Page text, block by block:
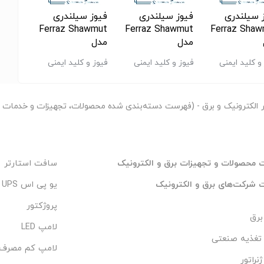
برند Ferraz Shawmut که زیرمجموعه شرکت Mersen است، یکی از برندهای پیشرو در زمینه تجهیزات
بالا، دقت عملکرد و دوام زیاد در صنایع مختلف مورد
سیلندری
Ferraz
سایز 22×58 |
و کلید ایمنی
فیوز سیلندری
Ferraz Shawmut
مدل
FR22AM69V20
سایز 22×58 |
موتور
فیوز و کلید ایمنی
فیوز سیلندری
Ferraz Shawmut
مدل
FR10AM40V25
سایز 10×38 |
فیوز و کلید ایمنی
الکترونیک و برق - (فهرست دسته‌بندی شده محصولات، تجهیزات و خدمات
محصولات و تجهیزات برق و الکترونیک
شرکت‌های برق و الکترونیک
برق
تغذیه صنعتی
سافت استارتر
یو پی اس UPS
پروژکتور
لامپ LED
لامپ کم مصرف